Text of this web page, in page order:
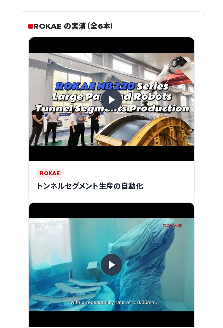
ROKAE の実演（全6本）
ROKAE
トンネルセグメント生産の自動化